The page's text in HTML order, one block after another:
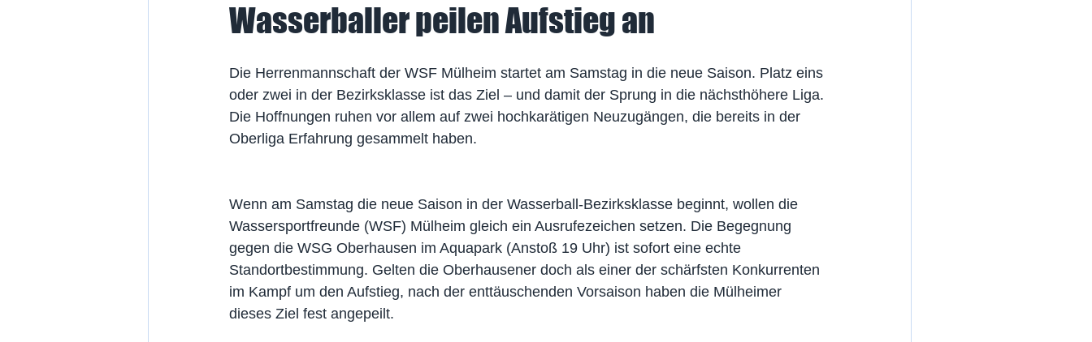
Wasserballer peilen Aufstieg an
Die Herrenmannschaft der WSF Mülheim startet am Samstag in die neue Saison. Platz eins
oder zwei in der Bezirksklasse ist das Ziel – und damit der Sprung in die nächsthöhere Liga.
Die Hoffnungen ruhen vor allem auf zwei hochkarätigen Neuzugängen, die bereits in der
Oberliga Erfahrung gesammelt haben.
Wenn am Samstag die neue Saison in der Wasserball-Bezirksklasse beginnt, wollen die
Wassersportfreunde (WSF) Mülheim gleich ein Ausrufezeichen setzen. Die Begegnung
gegen die WSG Oberhausen im Aquapark (Anstoß 19 Uhr) ist sofort eine echte
Standortbestimmung. Gelten die Oberhausener doch als einer der schärfsten Konkurrenten
im Kampf um den Aufstieg, nach der enttäuschenden Vorsaison haben die Mülheimer
dieses Ziel fest angepeilt.